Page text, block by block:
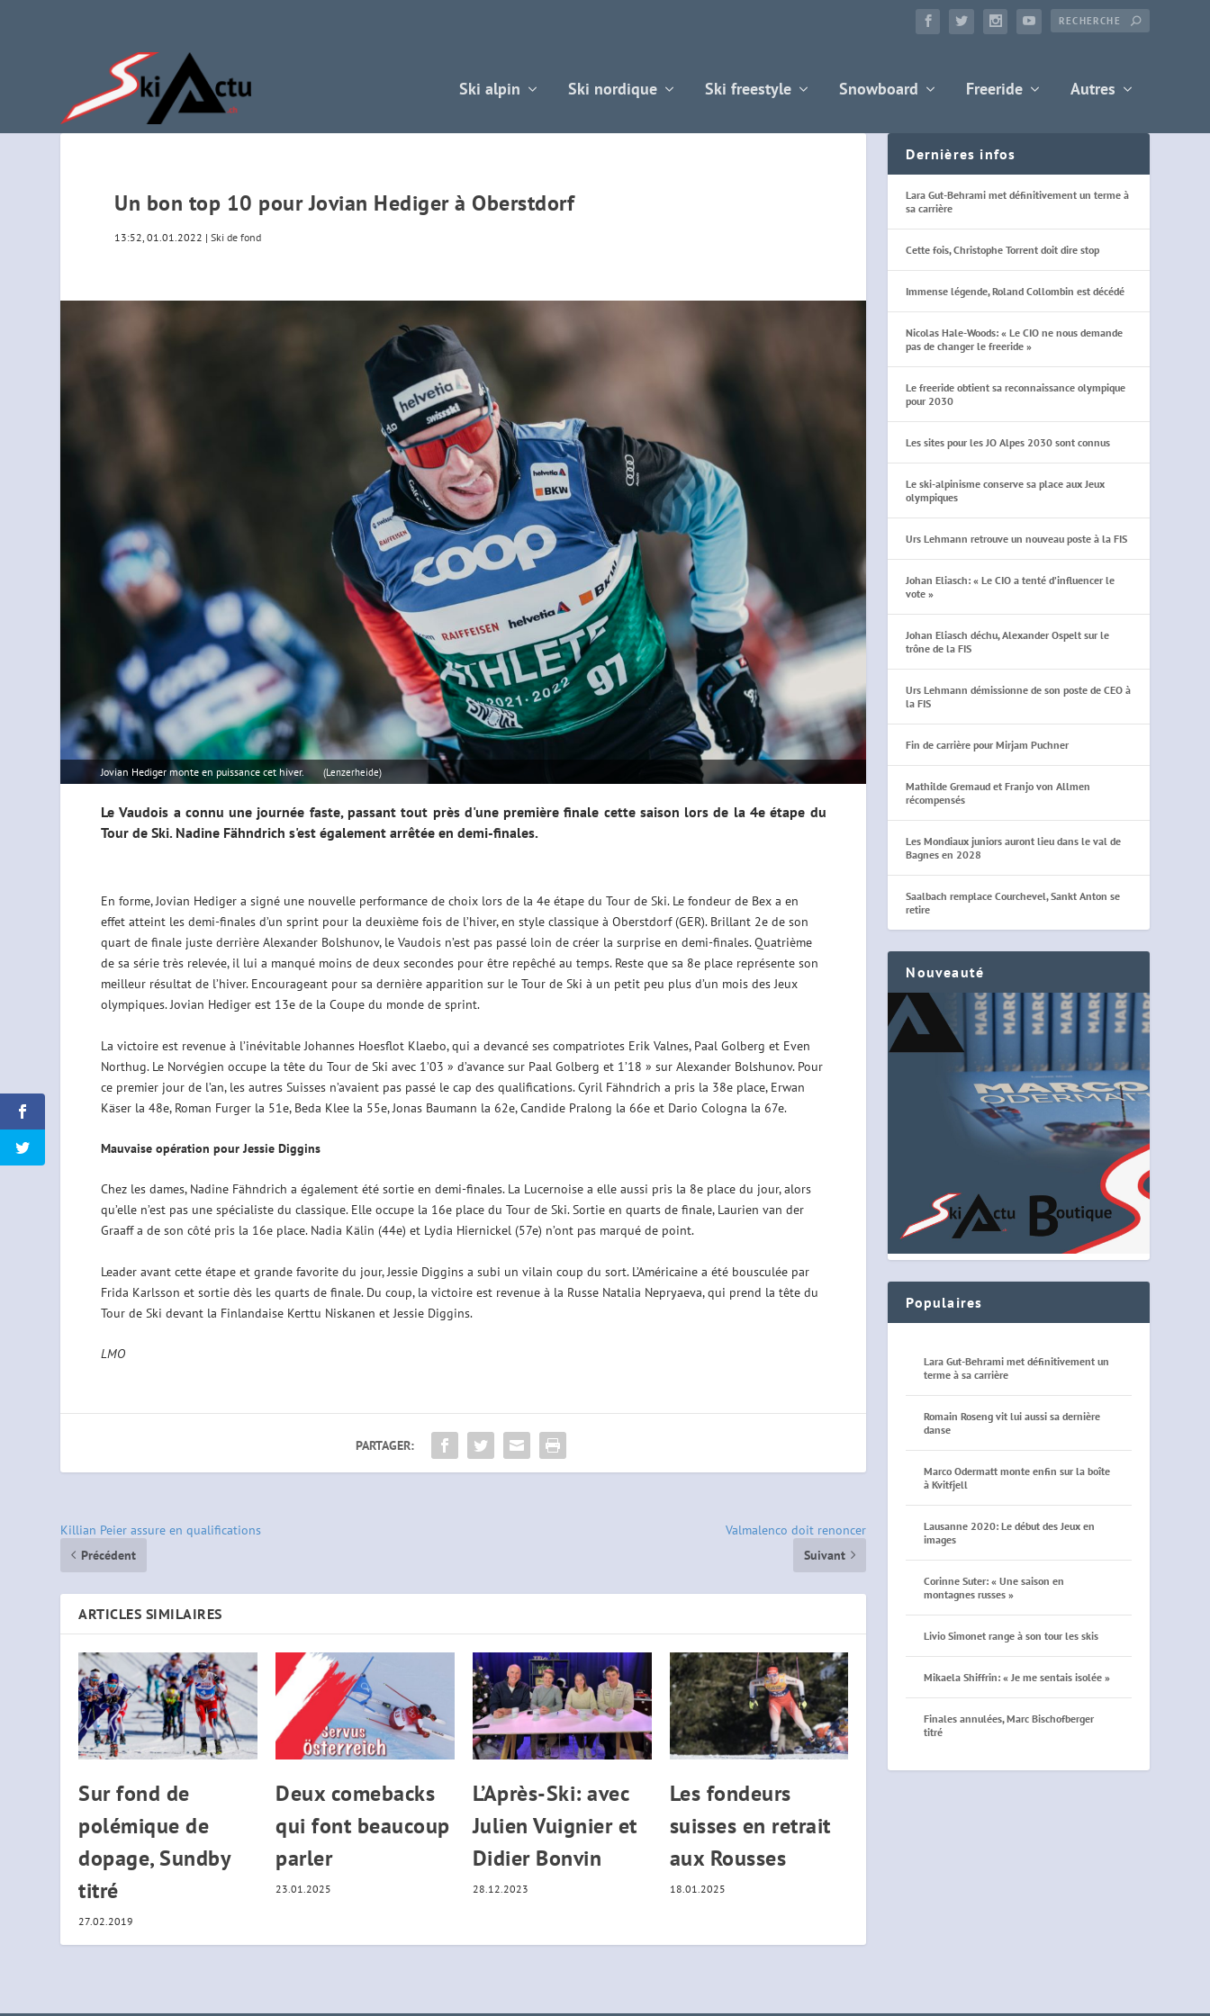
Ski alpin Ski nordique Ski freestyle Snowboard Freeride Autres
Un bon top 10 pour Jovian Hediger à Oberstdorf
13:52, 01.01.2022 |Ski de fond
Jovian Hediger monte en puissance cet hiver. (Lenzerheide)
Le Vaudois a connu une journée faste, passant tout près d'une première finale cette saison lors de la 4e étape du
Tour de Ski. Nadine Fähndrich s'est également arrêtée en demi-finales.
En forme, Jovian Hediger a signé une nouvelle performance de choix lors de la 4e étape du Tour de Ski. Le fondeur de Bex a en
effet atteint les demi-finales d’un sprint pour la deuxième fois de l’hiver, en style classique à Oberstdorf (GER). Brillant 2e de son
quart de finale juste derrière Alexander Bolshunov, le Vaudois n’est pas passé loin de créer la surprise en demi-finales. Quatrième
de sa série très relevée, il lui a manqué moins de deux secondes pour être repêché au temps. Reste que sa 8e place représente son
meilleur résultat de l’hiver. Encourageant pour sa dernière apparition sur le Tour de Ski à un petit peu plus d’un mois des Jeux
olympiques. Jovian Hediger est 13e de la Coupe du monde de sprint.
La victoire est revenue à l’inévitable Johannes Hoesflot Klaebo, qui a devancé ses compatriotes Erik Valnes, Paal Golberg et Even
Northug. Le Norvégien occupe la tête du Tour de Ski avec 1’03 » d’avance sur Paal Golberg et 1’18 » sur Alexander Bolshunov. Pour
ce premier jour de l’an, les autres Suisses n’avaient pas passé le cap des qualifications. Cyril Fähndrich a pris la 38e place, Erwan
Käser la 48e, Roman Furger la 51e, Beda Klee la 55e, Jonas Baumann la 62e, Candide Pralong la 66e et Dario Cologna la 67e.
Mauvaise opération pour Jessie Diggins
Chez les dames, Nadine Fähndrich a également été sortie en demi-finales. La Lucernoise a elle aussi pris la 8e place du jour, alors
qu’elle n’est pas une spécialiste du classique. Elle occupe la 16e place du Tour de Ski. Sortie en quarts de finale, Laurien van der
Graaff a de son côté pris la 16e place. Nadia Kälin (44e) et Lydia Hiernickel (57e) n’ont pas marqué de point.
Leader avant cette étape et grande favorite du jour, Jessie Diggins a subi un vilain coup du sort. L’Américaine a été bousculée par
Frida Karlsson et sortie dès les quarts de finale. Du coup, la victoire est revenue à la Russe Natalia Nepryaeva, qui prend la tête du
Tour de Ski devant la Finlandaise Kerttu Niskanen et Jessie Diggins.
LMO
PARTAGER:
Killian Peier assure en qualifications
Précédent
Valmalenco doit renoncer
Suivant
ARTICLES SIMILAIRES
Sur fond de
polémique de
dopage, Sundby
titré
27.02.2019
Deux comebacks
qui font beaucoup
parler
23.01.2025
L’Après-Ski: avec
Julien Vuignier et
Didier Bonvin
28.12.2023
Les fondeurs
suisses en retrait
aux Rousses
18.01.2025
Dernières infos
Lara Gut-Behrami met définitivement un terme à
sa carrière
Cette fois, Christophe Torrent doit dire stop
Immense légende, Roland Collombin est décédé
Nicolas Hale-Woods: « Le CIO ne nous demande
pas de changer le freeride »
Le freeride obtient sa reconnaissance olympique
pour 2030
Les sites pour les JO Alpes 2030 sont connus
Le ski-alpinisme conserve sa place aux Jeux
olympiques
Urs Lehmann retrouve un nouveau poste à la FIS
Johan Eliasch: « Le CIO a tenté d’influencer le
vote »
Johan Eliasch déchu, Alexander Ospelt sur le
trône de la FIS
Urs Lehmann démissionne de son poste de CEO à
la FIS
Fin de carrière pour Mirjam Puchner
Mathilde Gremaud et Franjo von Allmen
récompensés
Les Mondiaux juniors auront lieu dans le val de
Bagnes en 2028
Saalbach remplace Courchevel, Sankt Anton se
retire
Nouveauté
Populaires
Lara Gut-Behrami met définitivement un
terme à sa carrière
Romain Roseng vit lui aussi sa dernière
danse
Marco Odermatt monte enfin sur la boîte
à Kvitfjell
Lausanne 2020: Le début des Jeux en
images
Corinne Suter: « Une saison en
montagnes russes »
Livio Simonet range à son tour les skis
Mikaela Shiffrin: « Je me sentais isolée »
Finales annulées, Marc Bischofberger
titré